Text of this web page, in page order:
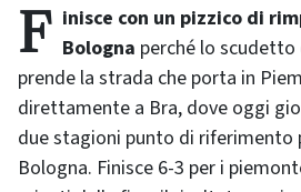
Finisce con un pizzico di rimpianto per il Cus Bologna perché lo
prende la strada che porta in
direttamente a Bra, dove oggi
due stagioni punto di riferimento
Bologna. Finisce 6-3 per i